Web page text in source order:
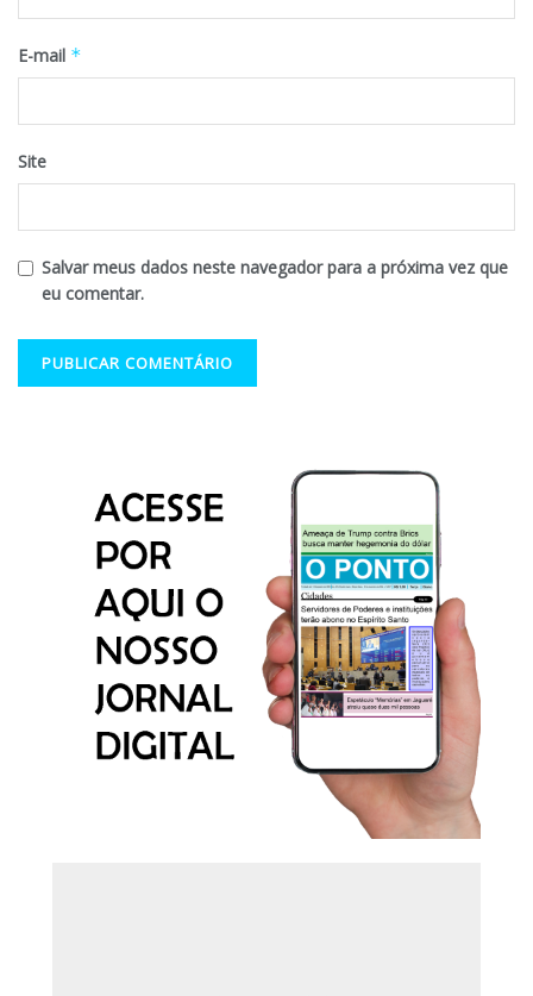
E-mail *
Site
Salvar meus dados neste navegador para a próxima vez que
eu comentar.